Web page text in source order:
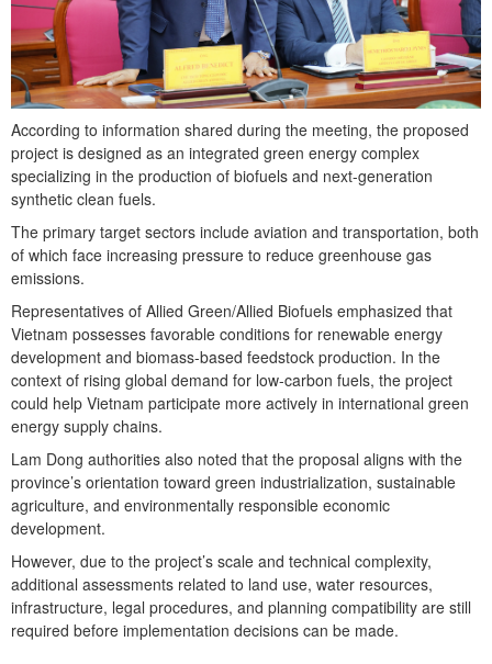
According to information shared during the meeting, the proposed
project is designed as an integrated green energy complex
specializing in the production of biofuels and next-generation
synthetic clean fuels.
The primary target sectors include aviation and transportation, both
of which face increasing pressure to reduce greenhouse gas
emissions.
Representatives of Allied Green/Allied Biofuels emphasized that
Vietnam possesses favorable conditions for renewable energy
development and biomass-based feedstock production. In the
context of rising global demand for low-carbon fuels, the project
could help Vietnam participate more actively in international green
energy supply chains.
Lam Dong authorities also noted that the proposal aligns with the
province’s orientation toward green industrialization, sustainable
agriculture, and environmentally responsible economic
development.
However, due to the project’s scale and technical complexity,
additional assessments related to land use, water resources,
infrastructure, legal procedures, and planning compatibility are still
required before implementation decisions can be made.